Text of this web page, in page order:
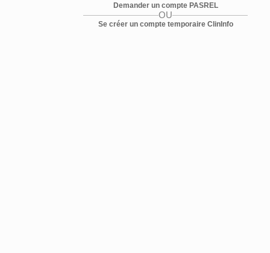
Demander un compte PASREL
OU
Se créer un compte temporaire ClinInfo